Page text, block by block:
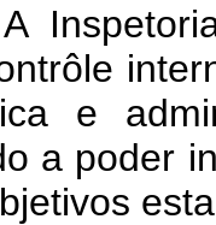
e
a poder